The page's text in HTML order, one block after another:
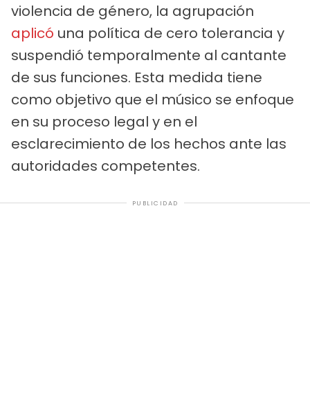
violencia de género, la agrupación
aplicó una política de cero tolerancia y
suspendió temporalmente al cantante
de sus funciones. Esta medida tiene
como objetivo que el músico se enfoque
en su proceso legal y en el
esclarecimiento de los hechos ante las
autoridades competentes.
PUBLICIDAD